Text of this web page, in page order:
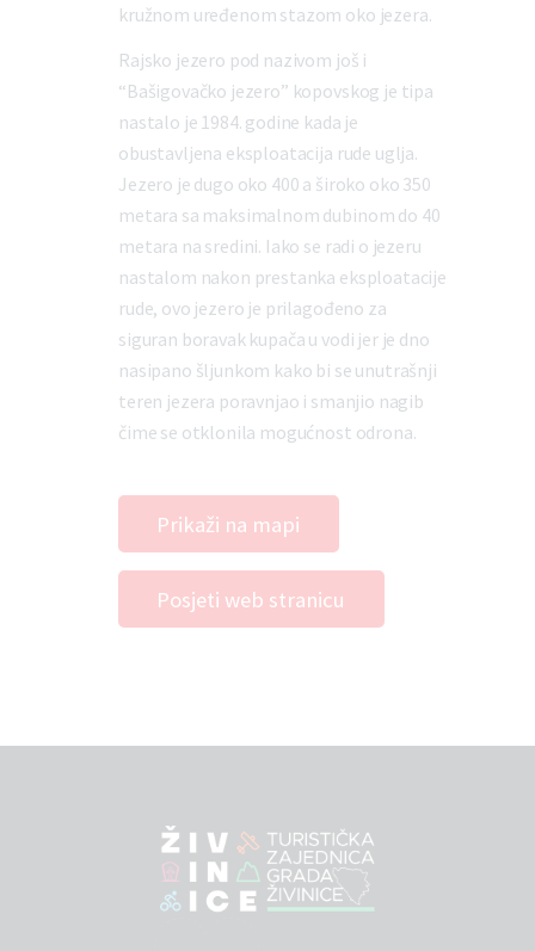
kružnom uređenom stazom oko jezera.
Rajsko jezero pod nazivom još i
“Bašigovačko jezero” kopovskog je tipa
nastalo je 1984. godine kada je
obustavljena eksploatacija rude uglja.
Jezero je dugo oko 400 a široko oko 350
metara sa maksimalnom dubinom do 40
metara na sredini. Iako se radi o jezeru
nastalom nakon prestanka eksploatacije
rude, ovo jezero je prilagođeno za
siguran boravak kupača u vodi jer je dno
nasipano šljunkom kako bi se unutrašnji
teren jezera poravnjao i smanjio nagib
čime se otklonila mogućnost odrona.
Prikaži na mapi
Posjeti web stranicu